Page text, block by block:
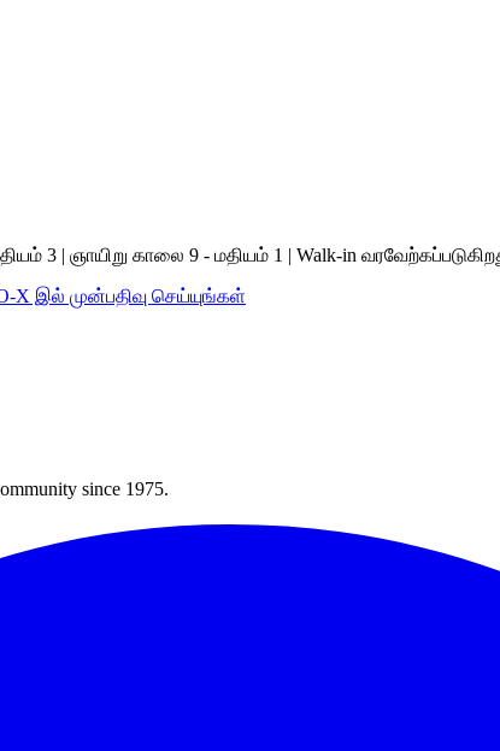
3 | ஞாயிறு காலை 9 - மதியம் 1 | Walk-in
X இல் முன்பதிவு செய்யுங்கள்
since 1975.